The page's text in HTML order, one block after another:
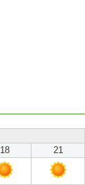
18
21